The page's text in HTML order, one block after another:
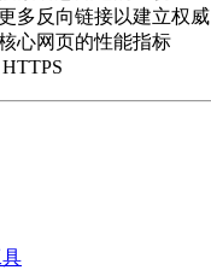
多反向链接以建立权威
心网页的性能指标